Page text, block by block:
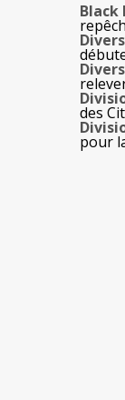
Black
des
pour